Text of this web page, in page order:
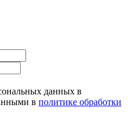
данных в
в политике обработки